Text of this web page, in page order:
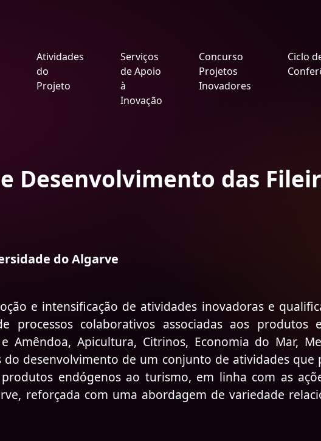
Atividades
do
Projeto
Serviços
de Apoio
à
Inovação
Concurso
Projetos
Inovadores
Ciclo
Desenvolvimento das
do Algarve
e intensificação de atividades inovadoras e
colaborativos associadas aos produtos
Amêndoa, Apicultura, Citrinos, Economia do Mar,
do desenvolvimento de um conjunto de atividades
endógenos ao turismo, em linha com as
reforçada com uma abordagem de variedade